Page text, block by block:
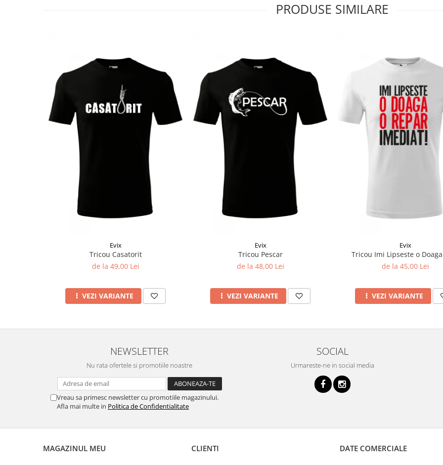
PRODUSE SIMILARE
Evix
Tricou Casatorit
de la 49,00 Lei
VEZI VARIANTE
Evix
Tricou Pescar
de la 48,00 Lei
VEZI VARIANTE
Evix
Tricou Imi Lipseste o
de la 45,00 Lei
VEZI VARIANTE
NEWSLETTER
Nu rata ofertele si promotiile noastre
Vreau sa primesc newsletter cu promotiile magazinului.
Afla mai multe in Politica de Confidentialitate
SOCIAL
Urmareste-ne in social media
MAGAZINUL MEU CLIENTI DATE COMERCIALE